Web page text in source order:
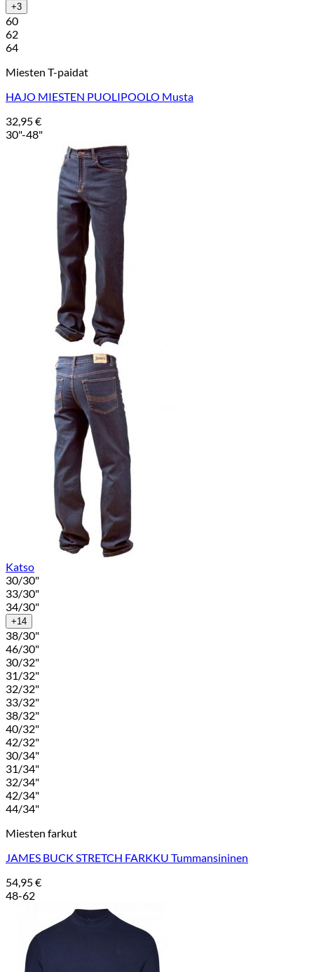
+3
60
62
64
Miesten T-paidat
HAJO MIESTEN PUOLIPOOLO Musta
32,95€
30"-48"
Katso
30/30"
33/30"
34/30"
+14
38/30"
46/30"
30/32"
31/32"
32/32"
33/32"
38/32"
40/32"
42/32"
30/34"
31/34"
32/34"
42/34"
44/34"
Miesten farkut
JAMES BUCK STRETCH FARKKU Tummansininen
54,95€
48-62